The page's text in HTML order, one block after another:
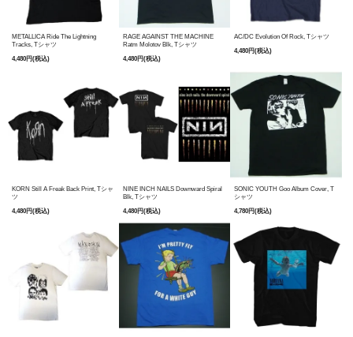
METALLICA Ride The Lightning
Tracks, Tシャツ
4,480円(税込)
RAGE AGAINST THE MACHINE
Ratm Molotov Blk, Tシャツ
4,480円(税込)
AC/DC Evolution Of Rock, Tシャツ
4,480円(税込)
KORN Still A Freak Back Print, Tシャ
ツ
4,480円(税込)
NINE INCH NAILS Downward Spiral
Blk, Tシャツ
4,480円(税込)
SONIC YOUTH Goo Album Cover, T
シャツ
4,780円(税込)